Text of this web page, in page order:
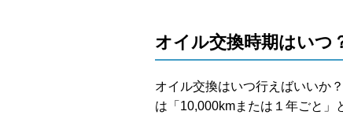
オイル交換時期はい
オイル交換はいつ行えばいいか
は「10,000kmまたは１年ごと」